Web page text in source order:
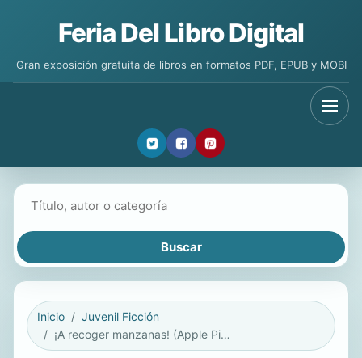
Feria Del Libro Digital
Gran exposición gratuita de libros en formatos PDF, EPUB y MOBI
Inicio
Juvenil Ficción
¡A recoger manzanas! (Apple Picking Day! Spanish Edition)